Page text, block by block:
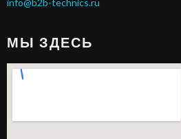
МЫ ЗДЕСЬ